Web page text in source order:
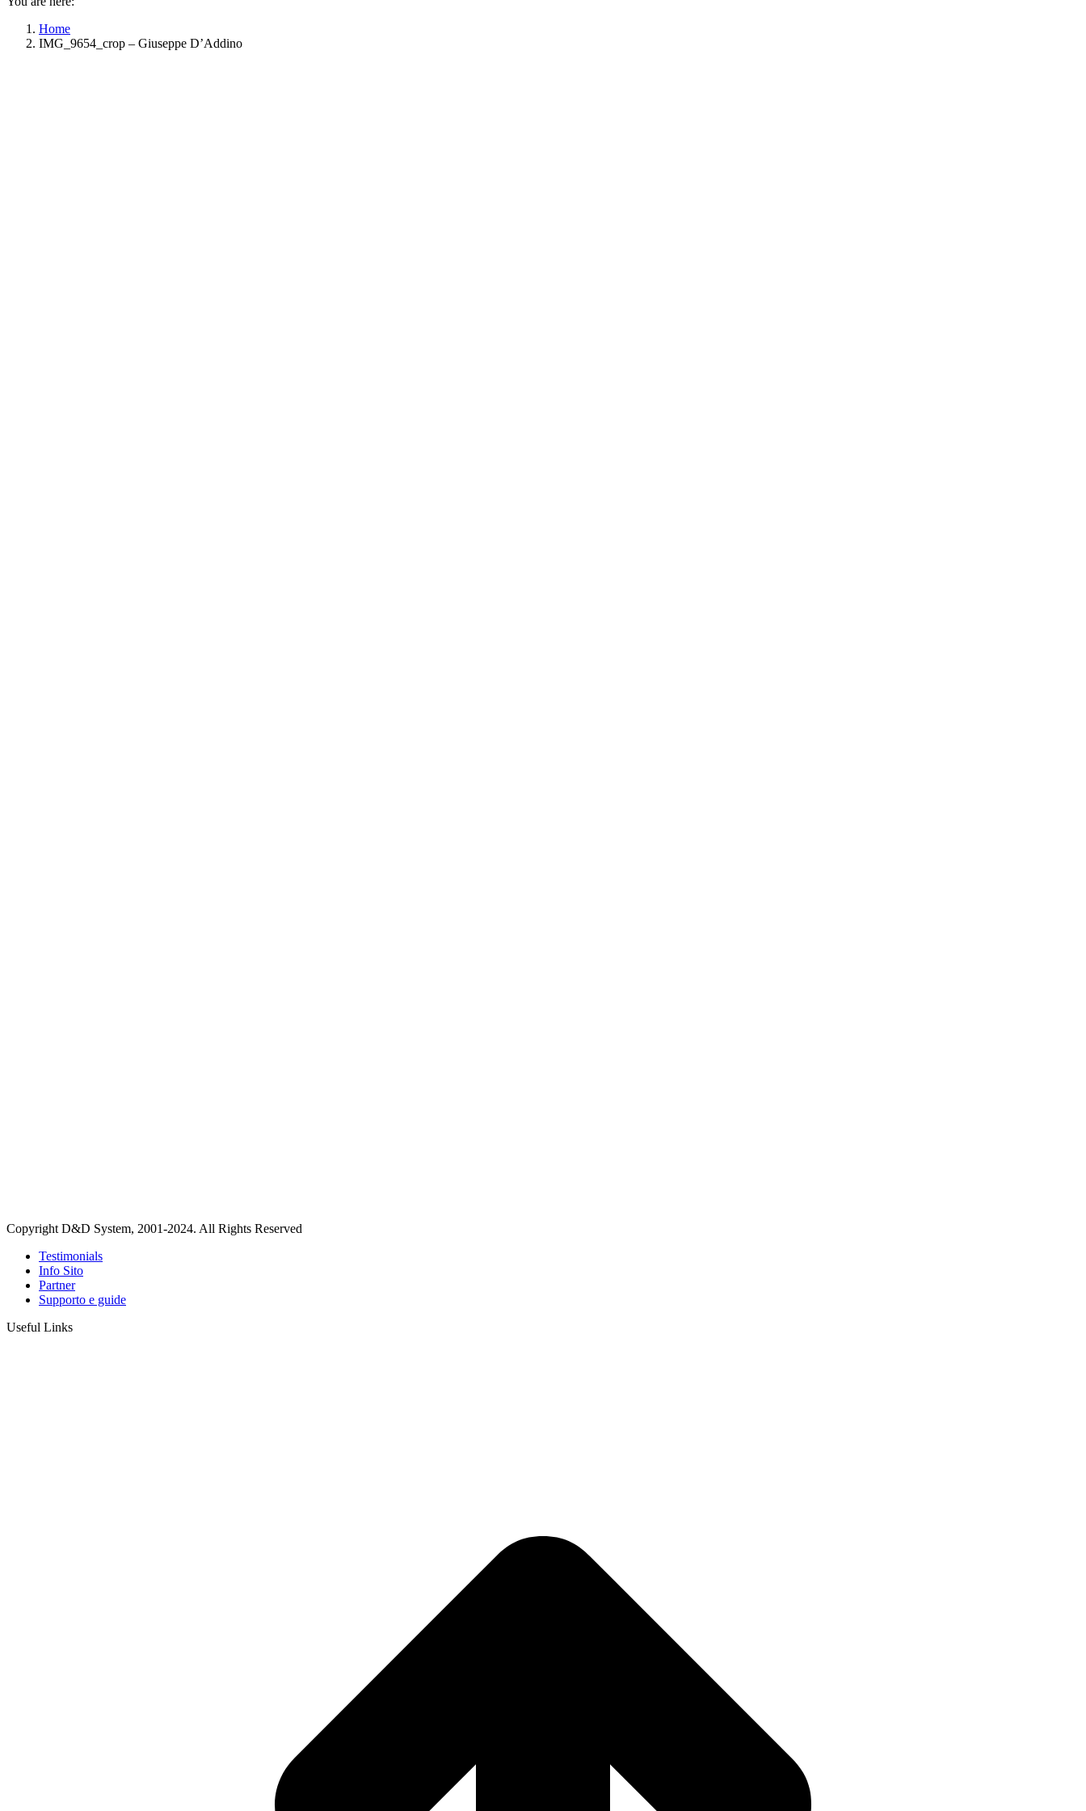
Home
IMG_9654_crop – Giuseppe D’Addino
Copyright D&D System, 2001-2024. All Rights Reserved
Testimonials
Info Sito
Partner
Supporto e guide
Useful Links